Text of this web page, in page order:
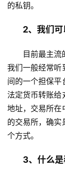
的私钥。
2、我们可
目前最主流
我们一般经常听
间的一个担保平
法定货币转账给
地址，交易所在
的交易所，确
个方式。
3、什么是